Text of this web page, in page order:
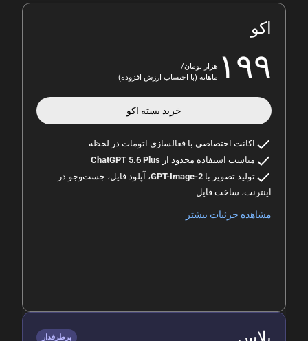
اکو
۱۹۹ هزار تومان/
ماهانه (با احتساب ارزش افزوده)
خرید بسته اکو
check اکانت اختصاصی با فعالسازی اتومات در لحظه
check مناسب استفاده محدود از ChatGPT 5.6 Plus
check تولید تصویر با GPT-Image-2، آپلود فایل، جست‌وجو در
اینترنت، ساخت فایل
مشاهده جزئیات بیشتر
پرطرفدار